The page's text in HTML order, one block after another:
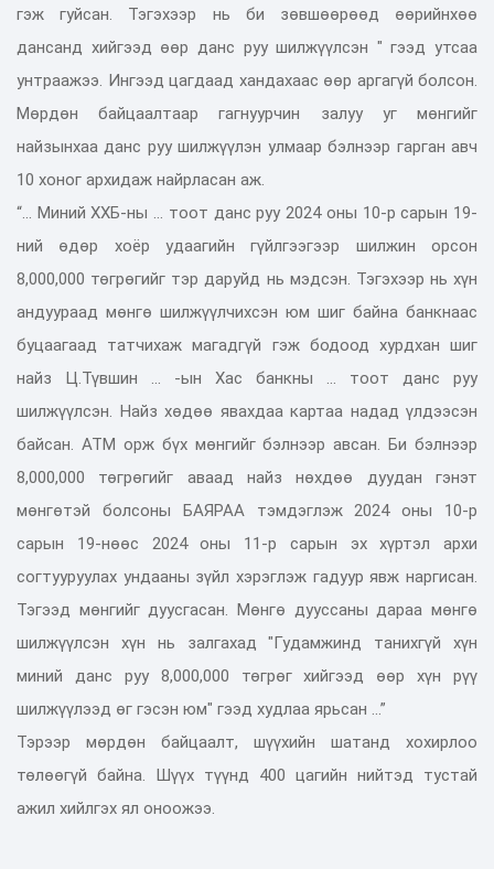
гэж гуйсан. Тэгэхээр нь би зөвшөөрөөд өөрийнхөө
дансанд хийгээд өөр данс руу шилжүүлсэн " гээд утсаа
унтраажээ. Ингээд цагдаад хандахаас өөр аргагүй болсон.
Мөрдөн байцаалтаар гагнуурчин залуу уг мөнгийг
найзынхаа данс руу шилжүүлэн улмаар бэлнээр гарган авч
10 хоног архидаж найрласан аж.
“... Миний ХХБ-ны ... тоот данс руу 2024 оны 10-р сарын 19-
ний өдөр хоёр удаагийн гүйлгээгээр шилжин орсон
8,000,000 төгрөгийг тэр даруйд нь мэдсэн. Тэгэхээр нь хүн
андуураад мөнгө шилжүүлчихсэн юм шиг байна банкнаас
буцаагаад татчихаж магадгүй гэж бодоод хурдхан шиг
найз Ц.Түвшин ... -ын Хас банкны ... тоот данс руу
шилжүүлсэн. Найз хөдөө явахдаа картаа надад үлдээсэн
байсан. АТМ орж бүх мөнгийг бэлнээр авсан. Би бэлнээр
8,000,000 төгрөгийг аваад найз нөхдөө дуудан гэнэт
мөнгөтэй болсоны БАЯРАА тэмдэглэж 2024 оны 10-р
сарын 19-нөөс 2024 оны 11-р сарын эх хүртэл архи
согтууруулах ундааны зүйл хэрэглэж гадуур явж наргисан.
Тэгээд мөнгийг дуусгасан. Мөнгө дууссаны дараа мөнгө
шилжүүлсэн хүн нь залгахад "Гудамжинд танихгүй хүн
миний данс руу 8,000,000 төгрөг хийгээд өөр хүн рүү
шилжүүлээд өг гэсэн юм" гээд худлаа ярьсан ...”
Тэрээр мөрдөн байцаалт, шүүхийн шатанд хохирлоо
төлөөгүй байна. Шүүх түүнд 400 цагийн нийтэд тустай
ажил хийлгэх ял оноожээ.